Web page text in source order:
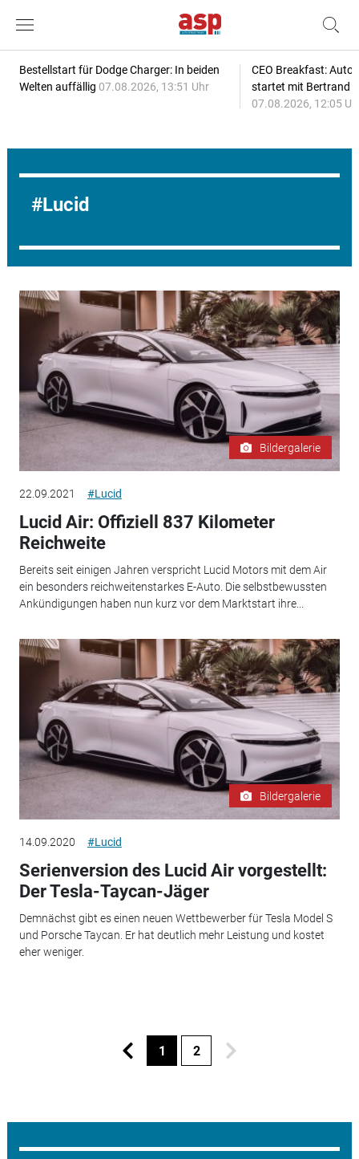
Bestellstart für Dodge Charger: In beiden
Welten auffällig 07.08.2026, 13:51 Uhr
CEO Breakfast:
startet mit Bertrand
07.08.2026, 12:05
Lucid
Bildergalerie
22.09.2021 #Lucid
Lucid Air: Offiziell 837 Kilometer
Reichweite
Bereits seit einigen Jahren verspricht Lucid Motors mit dem Air
ein besonders reichweitenstarkes E-Auto. Die selbstbewussten
Ankündigungen haben nun kurz vor dem Marktstart ihre...
Bildergalerie
14.09.2020 #Lucid
Serienversion des Lucid Air vorgestellt:
Der Tesla-Taycan-Jäger
Demnächst gibt es einen neuen Wettbewerber für Tesla Model S
und Porsche Taycan. Er hat deutlich mehr Leistung und kostet
eher weniger.
1 2